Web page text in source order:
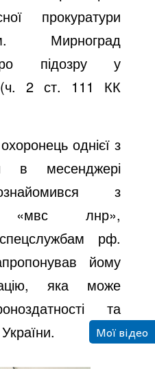
прокуратури
Мирноград
підозру у
(ч. 2 ст. 111 КК
однієї з
в месенджері
з
«мвс лнр»,
спецслужбам рф.
йому
яка може
та
Мої відео